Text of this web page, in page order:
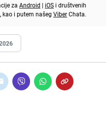
za Android | iOS i društvenih
, kao i putem našeg ViberChata.